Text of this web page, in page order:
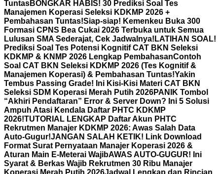
TuntasBONGKAR HABIS! 30 Prediksi Soal Tes
Manajemen Koperasi Seleksi KDKMP 2026 +
Pembahasan Tuntas!Siap-siap! Kemenkeu Buka 300
Formasi CPNS Bea Cukai 2026 Terbuka untuk Semua
Lulusan SMA Sederajat, Cek Jadwalnya! LATIHAN SOAL!
Prediksi Soal Tes Potensi Kognitif CAT BKN Seleksi
KDKMP & KNMP 2026 Lengkap PembahasanContoh
Soal CAT BKN Seleksi KDKMP 2026 (Tes Kognitif &
Manajemen Koperasi) & Pembahasan Tuntas!Yakin
Tembus Passing Grade! Ini Kisi-Kisi Materi CAT BKN
Seleksi SDM Koperasi Merah Putih 2026PANIK Tombol
“Akhiri Pendaftaran” Error & Server Down? Ini 5 Solusi
Ampuh Atasi Kendala Daftar PHTC KDKMP
2026!TUTORIAL LENGKAP Daftar Akun PHTC
Rekrutmen Manajer KDKMP 2026: Awas Salah Data
Auto-Gugur!JANGAN SALAH KETIK! Link Download
Format Surat Pernyataan Manajer Koperasi 2026 &
Aturan Main E-Meterai WajibAWAS AUTO-GUGUR! Ini
Syarat & Berkas Wajib Rekrutmen 30 Ribu Manajer
Koperasi Merah Putih 2026Jadwal Lengkap dan Rincian